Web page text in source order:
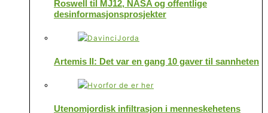
Roswell til MJ12, NASA og offentlige
desinformasjonsprosjekter
Artemis II: Det var en gang 10 gaver til sannheten
Utenomjordisk infiltrasjon i menneskehetens